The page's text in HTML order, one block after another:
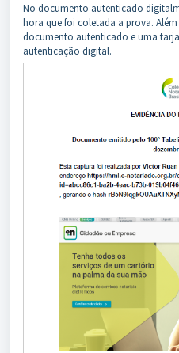
No documento autenticado
hora que foi coletada a prova.
documento autenticado e uma
autenticação digital.